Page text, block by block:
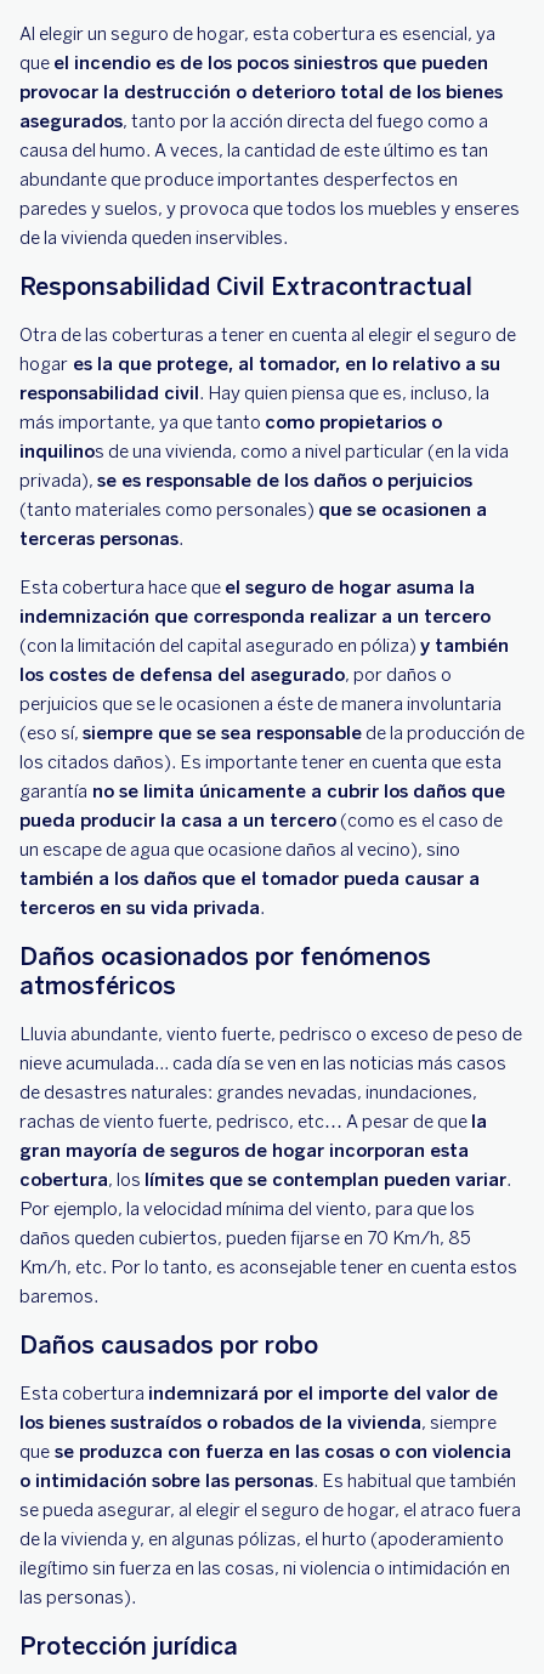
Al elegir un seguro de hogar, esta cobertura es esencial, ya
que el incendio es de los pocos siniestros que pueden
provocar la destrucción o deterioro total de los bienes
asegurados, tanto por la acción directa del fuego como a
causa del humo. A veces, la cantidad de este último es tan
abundante que produce importantes desperfectos en
paredes y suelos, y provoca que todos los muebles y enseres
de la vivienda queden inservibles.
Responsabilidad Civil Extracontractual
Otra de las coberturas a tener en cuenta al elegir el seguro de
hogar es la que protege, al tomador, en lo relativo a su
responsabilidad civil. Hay quien piensa que es, incluso, la
más importante, ya que tanto como propietarios o
inquilinos de una vivienda, como a nivel particular (en la vida
privada), se es responsable de los daños o perjuicios
(tanto materiales como personales) que se ocasionen a
terceras personas.
Esta cobertura hace que el seguro de hogar asuma la
indemnización que corresponda realizar a un tercero
(con la limitación del capital asegurado en póliza) y también
los costes de defensa del asegurado, por daños o
perjuicios que se le ocasionen a éste de manera involuntaria
(eso sí, siempre que se sea responsable de la producción de
los citados daños). Es importante tener en cuenta que esta
garantía no se limita únicamente a cubrir los daños que
pueda producir la casa a un tercero (como es el caso de
un escape de agua que ocasione daños al vecino), sino
también a los daños que el tomador pueda causar a
terceros en su vida privada.
Daños ocasionados por fenómenos
atmosféricos
Lluvia abundante, viento fuerte, pedrisco o exceso de peso de
nieve acumulada... cada día se ven en las noticias más casos
de desastres naturales: grandes nevadas, inundaciones,
rachas de viento fuerte, pedrisco, etc… A pesar de que la
gran mayoría de seguros de hogar incorporan esta
cobertura, los límites que se contemplan pueden variar.
Por ejemplo, la velocidad mínima del viento, para que los
daños queden cubiertos, pueden fijarse en 70 Km/h, 85
Km/h, etc. Por lo tanto, es aconsejable tener en cuenta estos
baremos.
Daños causados por robo
Esta cobertura indemnizará por el importe del valor de
los bienes sustraídos o robados de la vivienda, siempre
que se produzca con fuerza en las cosas o con violencia
o intimidación sobre las personas. Es habitual que también
se pueda asegurar, al elegir el seguro de hogar, el atraco fuera
de la vivienda y, en algunas pólizas, el hurto (apoderamiento
ilegítimo sin fuerza en las cosas, ni violencia o intimidación en
las personas).
Protección jurídica